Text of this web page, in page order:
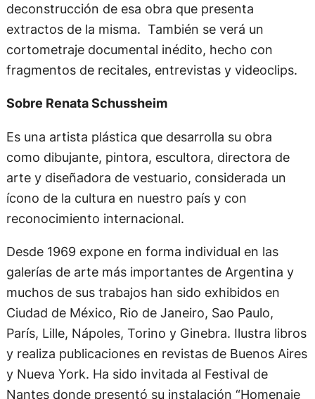
deconstrucción de esa obra que presenta
extractos de la misma. También se verá un
cortometraje documental inédito, hecho con
fragmentos de recitales, entrevistas y videoclips.
Sobre Renata Schussheim
Es una artista plástica que desarrolla su obra
como dibujante, pintora, escultora, directora de
arte y diseñadora de vestuario, considerada un
ícono de la cultura en nuestro país y con
reconocimiento internacional.
Desde 1969 expone en forma individual en las
galerías de arte más importantes de Argentina y
muchos de sus trabajos han sido exhibidos en
Ciudad de México, Rio de Janeiro, Sao Paulo,
París, Lille, Nápoles, Torino y Ginebra. Ilustra libros
y realiza publicaciones en revistas de Buenos Aires
y Nueva York. Ha sido invitada al Festival de
Nantes donde presentó su instalación “Homenaje